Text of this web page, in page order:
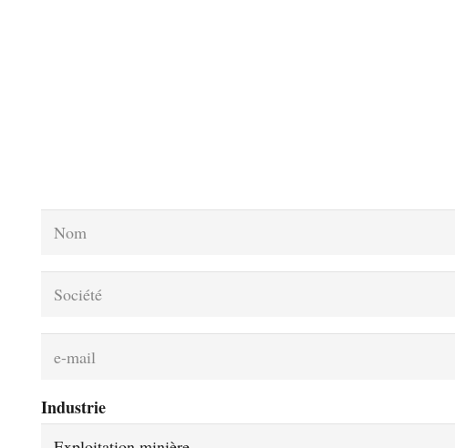
Industrie